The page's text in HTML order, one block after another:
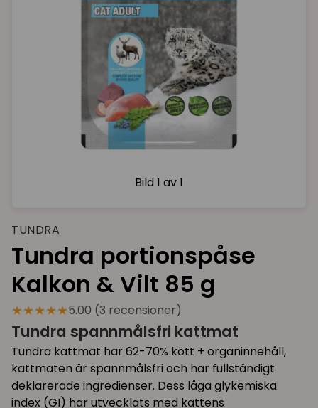
Bild 1 av 1
TUNDRA
Tundra portionspåse
Kalkon & Vilt 85 g
★★★★★5.00 (3 recensioner)
Tundra spannmålsfri kattmat
Tundra kattmat har 62-70% kött + organinnehåll,
kattmaten är spannmålsfri och har fullständigt
deklarerade ingredienser. Dess låga glykemiska
index (GI) har utvecklats med kattens